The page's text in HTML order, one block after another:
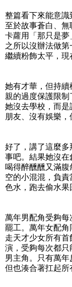
整篇看下來能意識
至於故事蒼白、無
卡蘿用「那只是
之所以沒辦法做
繼續粉飾太平，現
她有才華，但持
親的過度保護限制
她沒去學校，而
朋友、沒有娛樂，
好了，講了這麼
事吧。結果她沒
喝得醉醺醺又滿
空的小混混，負
色水，跑去偷水果
萬年男配角受夠每
罷工。萬年女配
走天才少女所有
演，受夠每次都
男主角。只有萬年
但也湊合著扛起所